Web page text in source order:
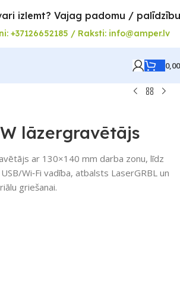
izlemt? Vajag padomu /
+37126652185 / Raksti: info@amper.lv
W lāzergravētājs
ar 130×140 mm darba zonu, līdz
Wi‑Fi vadība, atbalsts LaserGRBL un
griešanai.